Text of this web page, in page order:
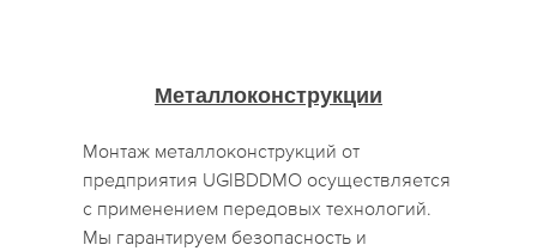
Металлоконструкции
Монтаж металлоконструкций от
предприятия UGIBDDMO осуществляется
с применением передовых технологий.
Мы гарантируем безопасность и